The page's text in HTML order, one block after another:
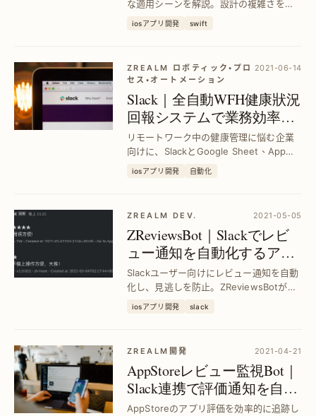
な適用シーンを解説。設計の複雑さを軽
減し、コードの拡張性を向上させる実践
iosアプリ開発 swift
ZREALM ロボティック・プロ
セス・オートメーション
2021-06-14
Slack｜全自動WFH健康狀況
回報システムで業務効率化
｜Google Sheet×App Script連
携
リモートワーク中の健康管理に悩む企業
向けに、SlackとGoogle Sheet、App
Scriptを活用した自動化システムを構築。
iosアプリ開発 自動化
ZREALM DEV. 2021-05-05
ZReviewsBot｜Slackでレビ
ュー通知を自動化するアプ
リ｜効率的なフィードバッ
ク管理
Slackユーザー向けにレビュー通知を自動
化し、見逃しを防止。ZReviewsBotがリ
アルタイムでレビュー情報を配信し、迅
iosアプリ開発 slack
ZREALM開発 2021-04-21
AppStoreレビュー監視Bot｜
Slack連携で評価通知を自動
化
AppStoreのアプリ評価を効率的に追跡し